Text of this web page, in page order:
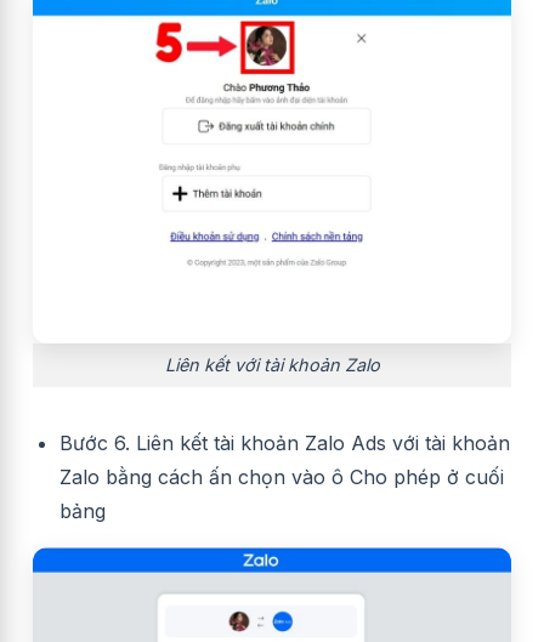
Liên kết với tài khoản Zalo
Bước 6. Liên kết tài khoản Zalo Ads với tài khoản
Zalo bằng cách ấn chọn vào ô Cho phép ở cuối
bảng